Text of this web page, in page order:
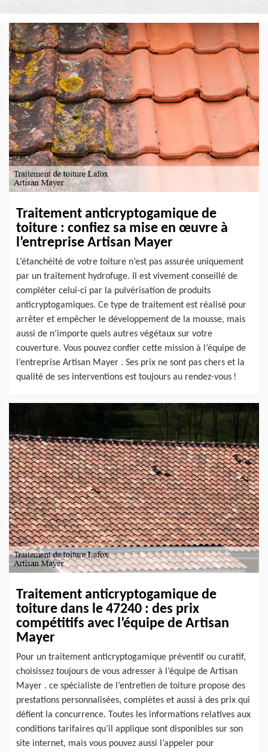
Traitement anticryptogamique de
toiture : confiez sa mise en œuvre à
l’entreprise Artisan Mayer
L’étanchéité de votre toiture n’est pas assurée uniquement
par un traitement hydrofuge. Il est vivement conseillé de
compléter celui-ci par la pulvérisation de produits
anticryptogamiques. Ce type de traitement est réalisé pour
arrêter et empêcher le développement de la mousse, mais
aussi de n’importe quels autres végétaux sur votre
couverture. Vous pouvez confier cette mission à l’équipe de
l’entreprise Artisan Mayer . Ses prix ne sont pas chers et la
qualité de ses interventions est toujours au rendez-vous !
Traitement anticryptogamique de
toiture dans le 47240 : des prix
compétitifs avec l’équipe de Artisan
Mayer
Pour un traitement anticryptogamique préventif ou curatif,
choisissez toujours de vous adresser à l’équipe de Artisan
Mayer . ce spécialiste de l’entretien de toiture propose des
prestations personnalisées, complètes et aussi à des prix qui
défient la concurrence. Toutes les informations relatives aux
conditions tarifaires qu’il applique sont disponibles sur son
site internet, mais vous pouvez aussi l’appeler pour